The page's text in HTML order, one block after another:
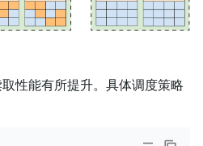
性能有所提升。具体调度策略